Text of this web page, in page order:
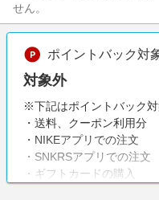
せん。
ポイントバック対
対象外
※下記はポイントバック対
・送料、クーポン利用分
・NIKEアプリでの注文
・SNKRSアプリでの注文
・ギフトカードの購入